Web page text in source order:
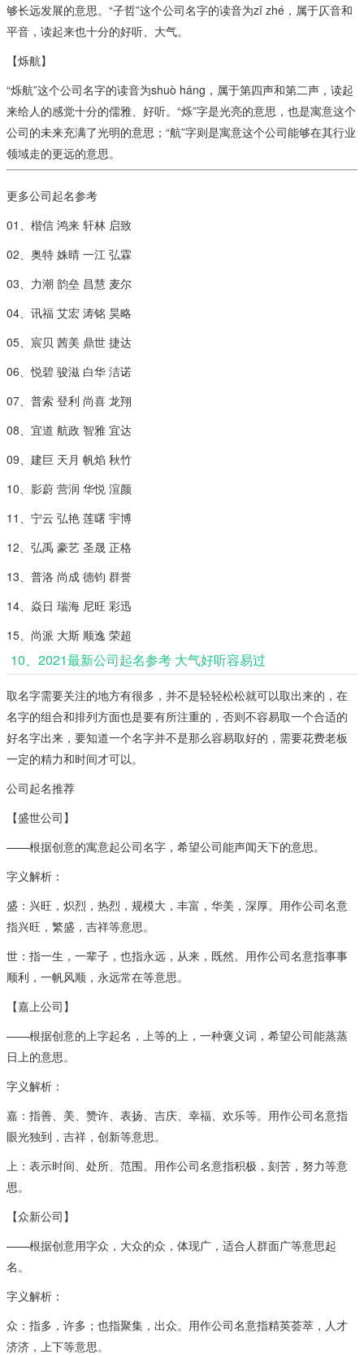
够长远发展的意思。“子哲”这个公司名字的读音为zǐ zhé，属于仄音和
平音，读起来也十分的好听、大气。
【烁航】
“烁航”这个公司名字的读音为shuò háng，属于第四声和第二声，读起
来给人的感觉十分的儒雅、好听。“烁”字是光亮的意思，也是寓意这个
公司的未来充满了光明的意思；“航”字则是寓意这个公司能够在其行业
领域走的更远的意思。
更多公司起名参考
01、楷信 鸿来 轩林 启致
02、奥特 姝晴 一江 弘霖
03、力潮 韵垒 昌慧 麦尔
04、讯福 艾宏 涛铭 昊略
05、宸贝 茜美 鼎世 捷达
06、悦碧 骏滋 白华 洁诺
07、普索 登利 尚喜 龙翔
08、宜道 航政 智雅 宜达
09、建巨 天月 帆焰 秋竹
10、影蔚 营润 华悦 渲颜
11、宁云 弘艳 莲曙 宇博
12、弘禹 豪艺 圣晟 正格
13、普洛 尚成 德钧 群誉
14、焱日 瑞海 尼旺 彩迅
15、尚派 大斯 顺逸 荣超
10、2021最新公司起名参考 大气好听容易过
取名字需要关注的地方有很多，并不是轻轻松松就可以取出来的，在
名字的组合和排列方面也是要有所注重的，否则不容易取一个合适的
好名字出来，要知道一个名字并不是那么容易取好的，需要花费老板
一定的精力和时间才可以。
公司起名推荐
【盛世公司】
——根据创意的寓意起公司名字，希望公司能声闻天下的意思。
字义解析：
盛：兴旺，炽烈，热烈，规模大，丰富，华美，深厚。用作公司名意
指兴旺，繁盛，吉祥等意思。
世：指一生，一辈子，也指永远，从来，既然。用作公司名意指事事
顺利，一帆风顺，永远常在等意思。
【嘉上公司】
——根据创意的上字起名，上等的上，一种褒义词，希望公司能蒸蒸
日上的意思。
字义解析：
嘉：指善、美、赞许、表扬、吉庆、幸福、欢乐等。用作公司名意指
眼光独到，吉祥，创新等意思。
上：表示时间、处所、范围。用作公司名意指积极，刻苦，努力等意
思。
【众新公司】
——根据创意用字众，大众的众，体现广，适合人群面广等意思起
名。
字义解析：
众：指多，许多；也指聚集，出众。用作公司名意指精英荟萃，人才
济济，上下等意思。